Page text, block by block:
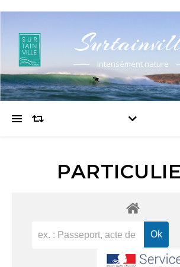
Intensément nature